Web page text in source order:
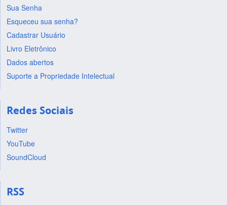
Sua Senha
Esqueceu sua senha?
Cadastrar Usuário
Livro Eletrônico
Dados abertos
Suporte a Propriedade Intelectual
Redes Sociais
Twitter
YouTube
SoundCloud
RSS